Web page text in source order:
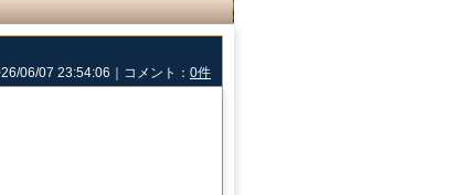
06/07 23:54:06｜コメント： 0件